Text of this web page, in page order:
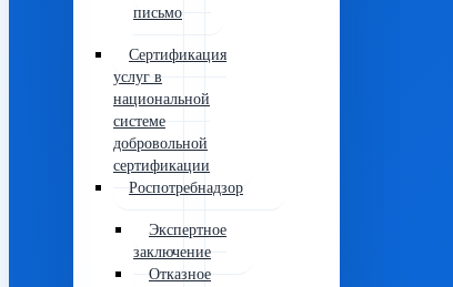
письмо
Сертификация
услуг в
национальной
системе
добровольной
сертификации
Роспотребнадзор
Экспертное
заключение
Отказное